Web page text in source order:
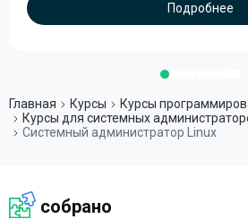
Подробнее
Главная Курсы
Курсы
Курсы для системных
Системный администратор Linux
собрано